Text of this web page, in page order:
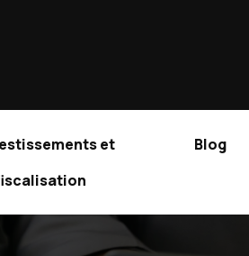
et
Blog